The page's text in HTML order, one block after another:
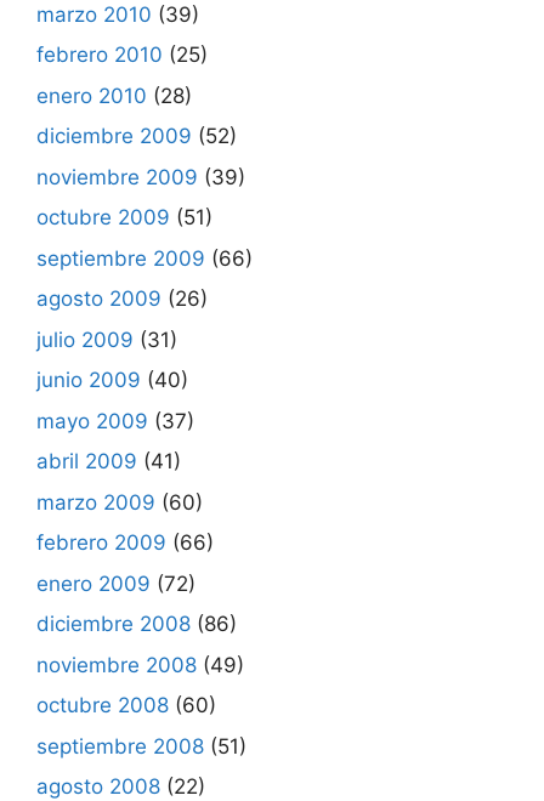
marzo 2010 (39)
febrero 2010 (25)
enero 2010 (28)
diciembre 2009 (52)
noviembre 2009 (39)
octubre 2009 (51)
septiembre 2009 (66)
agosto 2009 (26)
julio 2009 (31)
junio 2009 (40)
mayo 2009 (37)
abril 2009 (41)
marzo 2009 (60)
febrero 2009 (66)
enero 2009 (72)
diciembre 2008 (86)
noviembre 2008 (49)
octubre 2008 (60)
septiembre 2008 (51)
agosto 2008 (22)